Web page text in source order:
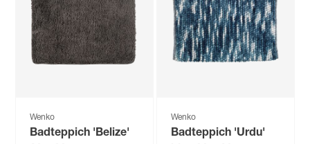
Wenko
Badteppich 'Belize'
Wenko
Badteppich 'Urdu'